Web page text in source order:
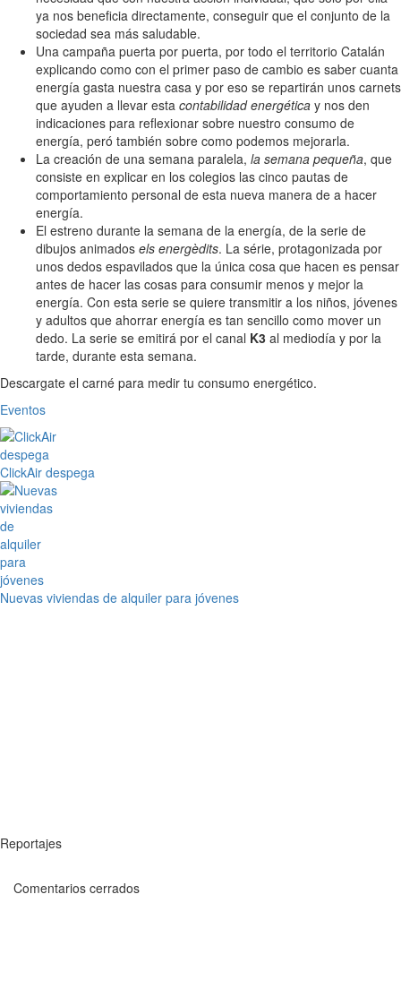
ya nos beneficia directamente, conseguir que el conjunto de la
sociedad sea más saludable.
Una campaña puerta por puerta, por todo el territorio Catalán
explicando como con el primer paso de cambio es saber cuanta
energía gasta nuestra casa y por eso se repartirán unos carnets
que ayuden a llevar esta contabilidad energética y nos den
indicaciones para reflexionar sobre nuestro consumo de
energía, peró también sobre como podemos mejorarla.
La creación de una semana paralela, la semana pequeña, que
consiste en explicar en los colegios las cinco pautas de
comportamiento personal de esta nueva manera de a hacer
energía.
El estreno durante la semana de la energía, de la serie de
dibujos animados els energèdits. La série, protagonizada por
unos dedos espavilados que la única cosa que hacen es pensar
antes de hacer las cosas para consumir menos y mejor la
energía. Con esta serie se quiere transmitir a los niños, jóvenes
y adultos que ahorrar energía es tan sencillo como mover un
dedo. La serie se emitirá por el canal K3 al mediodía y por la
tarde, durante esta semana.
Descargate el carné para medir tu consumo energético.
Eventos
ClickAir despega
Nuevas viviendas de alquiler para jóvenes
Reportajes
Comentarios cerrados